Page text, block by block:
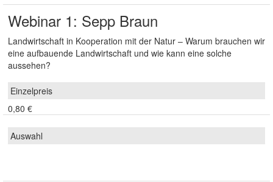
Webinar 1: Sepp Braun
Landwirtschaft in Kooperation mit der Natur – Warum brauchen wir
eine aufbauende Landwirtschaft und wie kann eine solche
aussehen?
0,80 €